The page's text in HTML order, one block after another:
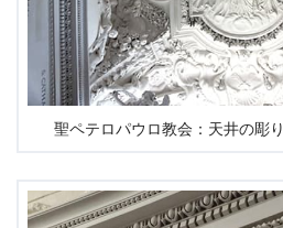
聖ペテロパウロ教会：天井の彫